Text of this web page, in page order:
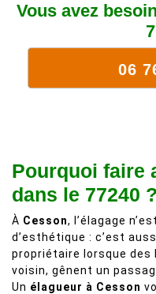
Vous avez
06
Pourquoi faire
dans le 77240 ?
À Cesson, l’élagage
d’esthétique : c’est
propriétaire lorsque des
voisin, gênent un
Un élagueur à Cesson